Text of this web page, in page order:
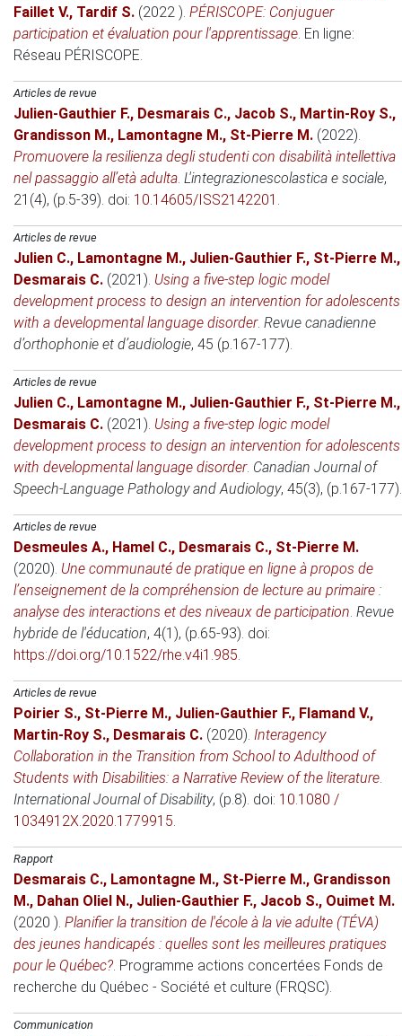
Faillet V., Tardif S. (2022 ). PÉRISCOPE: Conjuguer
participation et évaluation pour l'apprentissage. En ligne:
Réseau PÉRISCOPE.
Articles de revue
Julien-Gauthier F., Desmarais C., Jacob S., Martin-Roy S.,
Grandisson M., Lamontagne M., St-Pierre M. (2022).
Promuovere la resilienza degli studenti con disabilità intellettiva
nel passaggio all’età adulta. L'integrazionescolastica e sociale,
21(4), (p.5-39). doi: 10.14605/ISS2142201 .
Articles de revue
Julien C., Lamontagne M., Julien-Gauthier F., St-Pierre M.,
Desmarais C. (2021). Using a five-step logic model
development process to design an intervention for adolescents
with a developmental language disorder. Revue canadienne
d’orthophonie et d’audiologie, 45 (p.167-177).
Articles de revue
Julien C., Lamontagne M., Julien-Gauthier F., St-Pierre M.,
Desmarais C. (2021). Using a five-step logic model
development process to design an intervention for adolescents
with developmental language disorder. Canadian Journal of
Speech-Language Pathology and Audiology, 45(3), (p.167-177).
Articles de revue
Desmeules A., Hamel C., Desmarais C., St-Pierre M.
(2020). Une communauté de pratique en ligne à propos de
l’enseignement de la compréhension de lecture au primaire :
analyse des interactions et des niveaux de participation. Revue
hybride de l'éducation, 4(1), (p.65-93). doi:
https://doi.org/10.1522/rhe.v4i1.985.
Articles de revue
Poirier S., St-Pierre M., Julien-Gauthier F., Flamand V.,
Martin-Roy S., Desmarais C. (2020). Interagency
Collaboration in the Transition from School to Adulthood of
Students with Disabilities: a Narrative Review of the literature.
International Journal of Disability, (p.8). doi: 10.1080 /
1034912X.2020.1779915.
Rapport
Desmarais C., Lamontagne M., St-Pierre M., Grandisson
M., Dahan Oliel N., Julien-Gauthier F., Jacob S., Ouimet M.
(2020 ). Planifier la transition de l'école à la vie adulte (TÉVA)
des jeunes handicapés : quelles sont les meilleures pratiques
pour le Québec?. Programme actions concertées Fonds de
recherche du Québec - Société et culture (FRQSC).
Communication